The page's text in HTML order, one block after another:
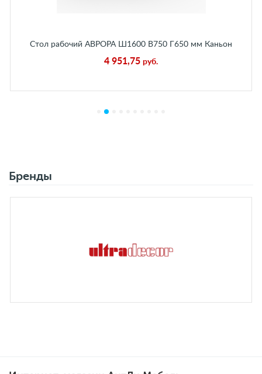
Стол рабочий АВРОРА Ш1600 В750 Г650 мм Каньон
4 951,75 руб.
Бренды